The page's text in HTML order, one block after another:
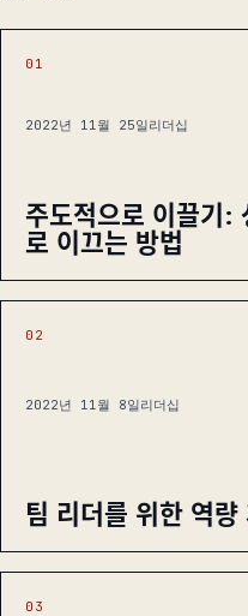
01
2022년 11월 25일리더십
주도적으로 이끌기:
로 이끄는 방법
02
2022년 11월 8일리더십
팀 리더를 위한 역량
03